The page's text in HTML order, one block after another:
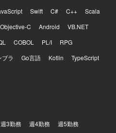
Swift C# C++
Scala
Objective-C Android
VB.NET
COBOL PL/I
RPG
ブラ Go言語 Kotlin
TypeScript
週3勤務 週4勤務 週5勤務